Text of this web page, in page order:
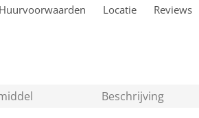
Huurvoorwaarden Locatie Reviews
Beschrijving